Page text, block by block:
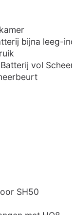
bijna leeg-
vol
SH50